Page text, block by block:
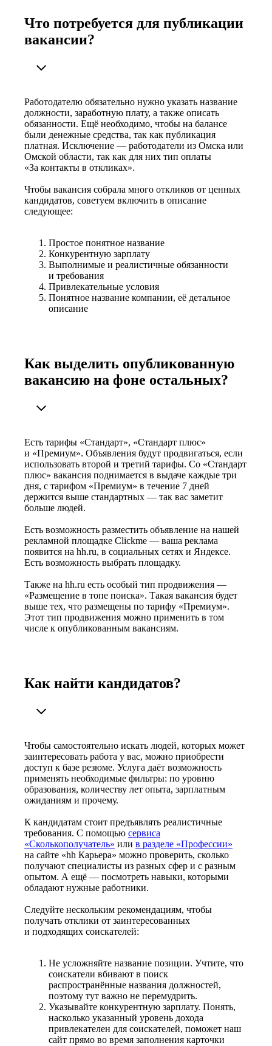
Что потребуется для публикации
вакансии?
Работодателю обязательно нужно указать название
должности, заработную плату, а также описать
обязанности. Ещё необходимо, чтобы на балансе
были денежные средства, так как публикация
платная. Исключение — работодатели из Омска или
Омской области, так как для них тип оплаты
«За контакты в откликах».
Чтобы вакансия собрала много откликов от ценных
кандидатов, советуем включить в описание
следующее:
Простое понятное название
Конкурентную зарплату
Выполнимые и реалистичные обязанности
и требования
Привлекательные условия
Понятное название компании, её детальное
описание
Как выделить опубликованную
вакансию на фоне остальных?
Есть тарифы «Стандарт», «Стандарт плюс»
и «Премиум». Объявления будут продвигаться, если
использовать второй и третий тарифы. Со «Стандарт
плюс» вакансия поднимается в выдаче каждые три
дня, с тарифом «Премиум» в течение 7 дней
держится выше стандартных — так вас заметит
больше людей.
Есть возможность разместить объявление на нашей
рекламной площадке Clickme — ваша реклама
появится на hh.ru, в социальных сетях и Яндексе.
Есть возможность выбрать площадку.
Также на hh.ru есть особый тип продвижения —
«Размещение в топе поиска». Такая вакансия будет
выше тех, что размещены по тарифу «Премиум».
Этот тип продвижения можно применить в том
числе к опубликованным вакансиям.
Как найти кандидатов?
Чтобы самостоятельно искать людей, которых может
заинтересовать работа у вас, можно приобрести
доступ к базе резюме. Услуга даёт возможность
применять необходимые фильтры: по уровню
образования, количеству лет опыта, зарплатным
ожиданиям и прочему.
К кандидатам стоит предъявлять реалистичные
требования. С помощью сервиса
«Сколькополучатель» или в разделе «Профессии»
на сайте «hh Карьера» можно проверить, сколько
получают специалисты из разных сфер и с разным
опытом. А ещё — посмотреть навыки, которыми
обладают нужные работники.
Следуйте нескольким рекомендациям, чтобы
получать отклики от заинтересованных
и подходящих соискателей:
Не усложняйте название позиции. Учтите, что
соискатели вбивают в поиск
распространённые названия должностей,
поэтому тут важно не перемудрить.
Указывайте конкурентную зарплату. Понять,
насколько указанный уровень дохода
привлекателен для соискателей, поможет наш
сайт прямо во время заполнения карточки